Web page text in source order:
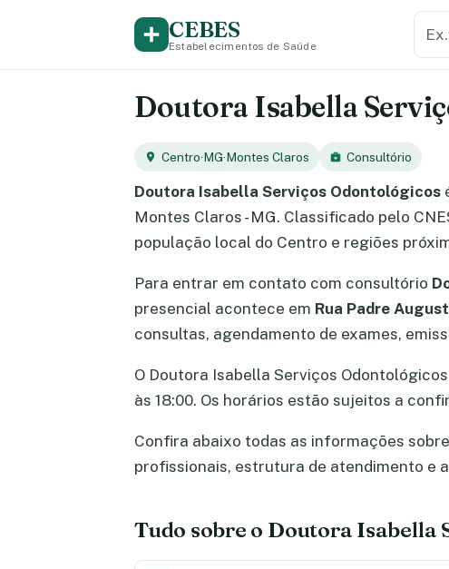
CEBES
Estabelecimentos de Saúde
Doutora Isabella
Centro·MG·Montes Claros Consultório
Doutora Isabella Serviços Odontológicos
Montes Claros - MG. Classificado pelo
população local do Centro e regiões
Para entrar em contato com consultório
presencial acontece em Rua Padre
consultas, agendamento de exames,
O Doutora Isabella Serviços
às 18:00. Os horários estão sujeitos a
Confira abaixo todas as informações
profissionais, estrutura de atendimento e
Tudo sobre o Doutora Isabella